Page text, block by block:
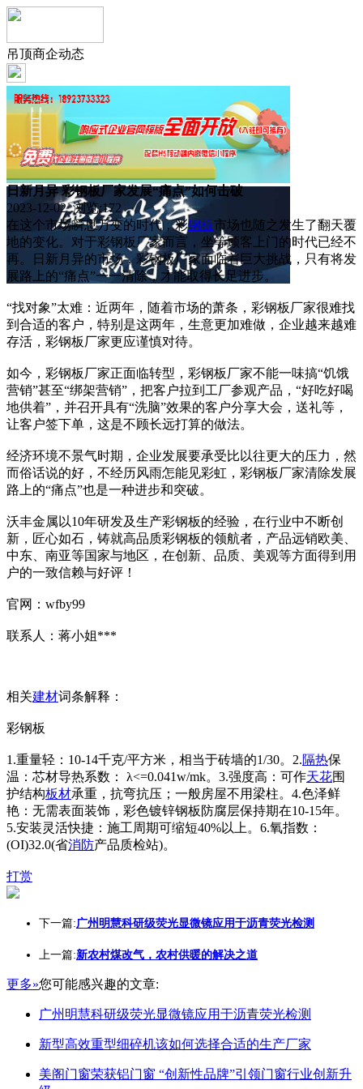
吊顶商企动态
日新月异 彩钢板厂家发展“痛点”如何击破
2023-12-02 浏览:172
在这个市场瞬息万变的时代，彩钢板市场也随之发生了翻天覆
地的变化。对于彩钢板厂家而言，坐等顾客上门的时代已经不
再。日新月异的市场，彩钢板厂家面临着巨大挑战，只有将发
展路上的“痛点”一一清除，才能取得长足进步。
“找对象”太难：近两年，随着市场的萧条，彩钢板厂家很难找
到合适的客户，特别是这两年，生意更加难做，企业越来越难
存活，彩钢板厂家更应谨慎对待。
如今，彩钢板厂家正面临转型，彩钢板厂家不能一味搞“饥饿
营销”甚至“绑架营销”，把客户拉到工厂参观产品，“好吃好喝
地供着”，并召开具有“洗脑”效果的客户分享大会，送礼等，
让客户签下单，这是不顾长远打算的做法。
经济环境不景气时期，企业发展要承受比以往更大的压力，然
而俗话说的好，不经历风雨怎能见彩虹，彩钢板厂家清除发展
路上的“痛点”也是一种进步和突破。
沃丰金属以10年研发及生产彩钢板的经验，在行业中不断创
新，匠心如石，铸就高品质彩钢板的领航者，产品远销欧美、
中东、南亚等国家与地区，在创新、品质、美观等方面得到用
户的一致信赖与好评！
官网：wfby99
联系人：蒋小姐***
相关建材词条解释：
彩钢板
1.重量轻：10-14千克/平方米，相当于砖墙的1/30。2.隔热保
温：芯材导热系数： λ<=0.041w/mk。3.强度高：可作天花围
护结构板材承重，抗弯抗压；一般房屋不用梁柱。4.色泽鲜
艳：无需表面装饰，彩色镀锌钢板防腐层保持期在10-15年。
5.安装灵活快捷：施工周期可缩短40%以上。6.氧指数：
(OI)32.0(省消防产品质检站)。
打赏
下一篇:广州明慧科研级荧光显微镜应用于沥青荧光检测
上一篇:新农村煤改气，农村供暖的解决之道
更多»您可能感兴趣的文章:
广州明慧科研级荧光显微镜应用于沥青荧光检测
新型高效重型细碎机该如何选择合适的生产厂家
美阁门窗荣获铝门窗 “创新性品牌”引领门窗行业创新升